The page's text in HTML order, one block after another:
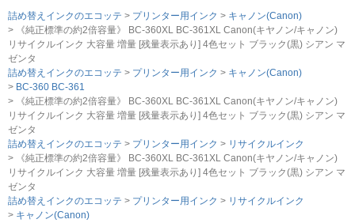
詰め替えインクのエコッテ プリンター用インク
キャノン(Canon)
《純正標準の約2倍容量》 BC-360XL BC-361XL Canon(キヤノン/キャノン)
リサイクルインク 大容量 増量 [残量表示あり] 4色セット ブラック(黒) シアン マ
ゼンタ
詰め替えインクのエコッテ
プリンター用インク
キャノン(Canon)
BC-360 BC-361
《純正標準の約2倍容量》 BC-360XL BC-361XL Canon(キヤノン/キャノン)
リサイクルインク 大容量 増量 [残量表示あり] 4色セット ブラック(黒) シアン マ
ゼンタ
詰め替えインクのエコッテ
プリンター用インク
リサイクルインク
《純正標準の約2倍容量》 BC-360XL BC-361XL Canon(キヤノン/キャノン)
リサイクルインク 大容量 増量 [残量表示あり] 4色セット ブラック(黒) シアン マ
ゼンタ
詰め替えインクのエコッテ
プリンター用インク
リサイクルインク
キャノン(Canon)